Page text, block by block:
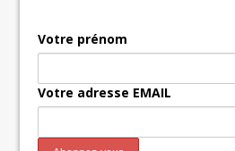
Votre prénom
Votre adresse EMAIL